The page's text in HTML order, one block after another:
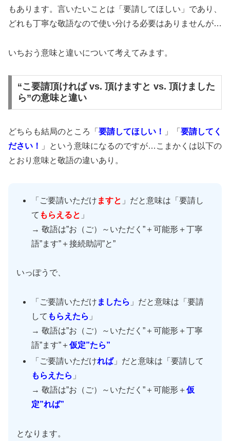
もあります。言いたいことは「要請してほしい」であり、
どれも丁寧な敬語なので使い分ける必要はありませんが…
いちおう意味と違いについて考えてみます。
“こ要請頂ければ vs. 頂けますと vs. 頂けました
ら”の意味と違い
どちらも結局のところ「 要請してほしい！ 」「 要請してく
ださい！
」という意味になるのですが…こまかくは以下の
とおり意味と敬語の違いあり。
「ご要請いただけ ますと 」だと意味は「要請し
て もらえると 」
→ 敬語は”お（ご）～いただく”＋可能形＋丁寧
語”ます”＋接続助詞”と”
いっぽうで、
「ご要請いただけ ましたら 」だと意味は「要請
して もらえたら 」
→ 敬語は”お（ご）～いただく”＋可能形＋丁寧
語”ます”＋仮定”たら”
「ご要請いただければ」だと意味は「要請して
もらえたら 」
→ 敬語は”お（ご）～いただく”＋可能形＋仮
定”れば”
となります。